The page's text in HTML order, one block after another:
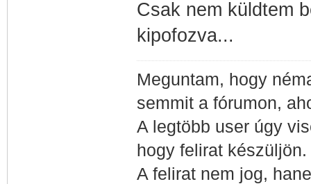
Csak nem küldtem
kipofozva...
Meguntam, hogy
semmit a fórumon,
A legtöbb user úgy
hogy felirat
A felirat nem jog,